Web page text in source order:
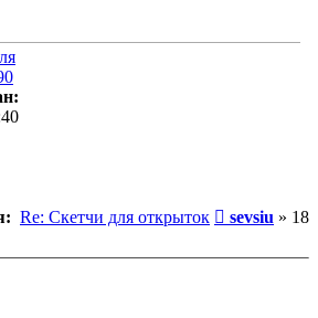
Re: Скетчи для открыток Сообщение
sevsiu » 18